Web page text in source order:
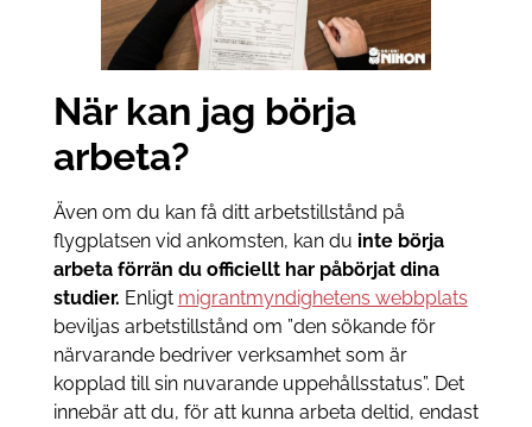
När kan jag börja
arbeta?
Även om du kan få ditt arbetstillstånd på
flygplatsen vid ankomsten, kan du inte börja
arbeta förrän du officiellt har påbörjat dina
studier. Enligt migrantmyndighetens webbplats
beviljas arbetstillstånd om ”den sökande för
närvarande bedriver verksamhet som är
kopplad till sin nuvarande uppehållsstatus”. Det
innebär att du, för att kunna arbeta deltid, endast